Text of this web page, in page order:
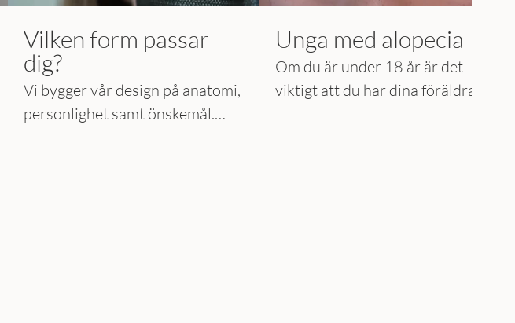
Vilken form passar
dig?
Vi bygger vår design på anatomi,
personlighet samt önskemål.
Unga med alopecia
Om du är under 18 år är det
viktigt att du har dina föräldrars